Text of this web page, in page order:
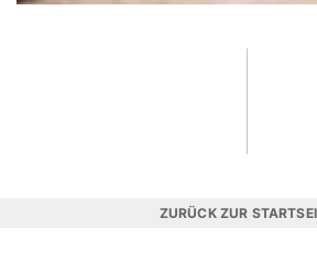
ZURÜCK ZUR